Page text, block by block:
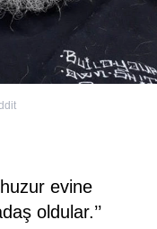
evine
oldular.’’